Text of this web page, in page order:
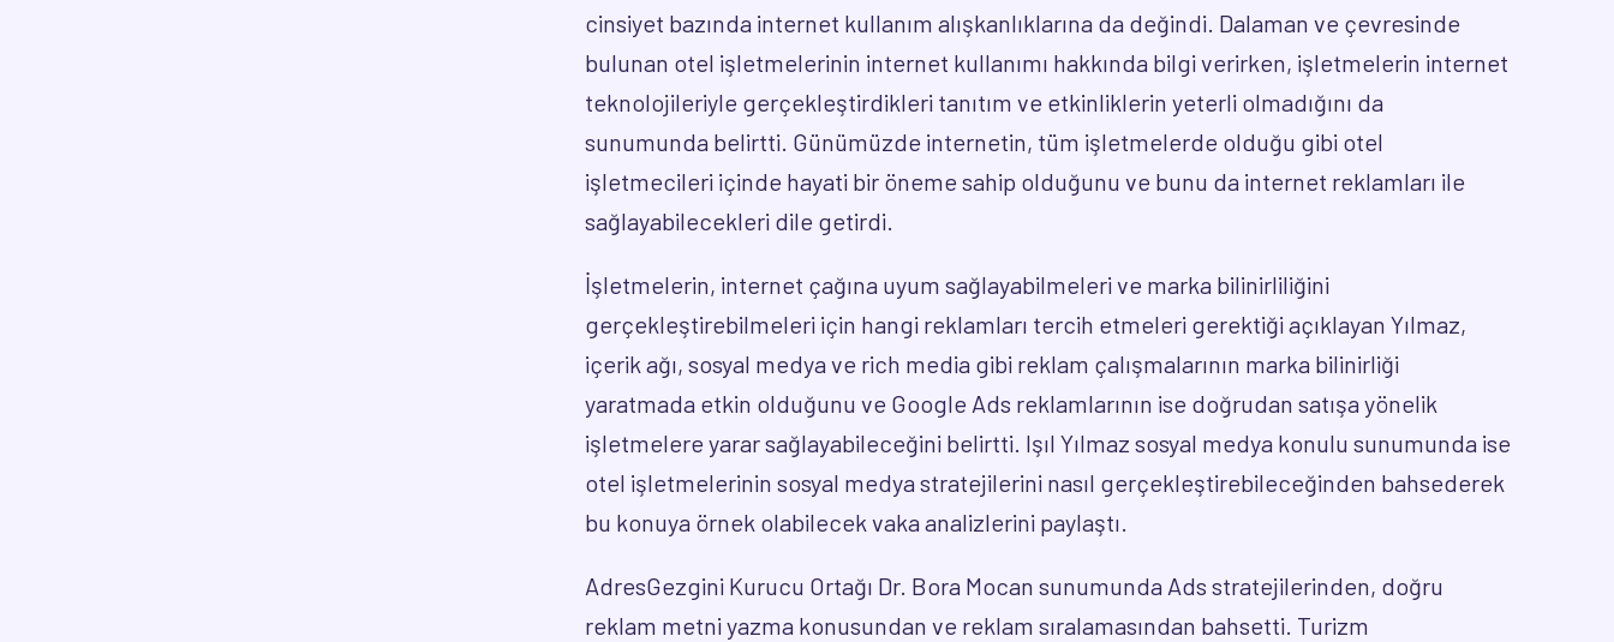
cinsiyet bazında internet kullanım alışkanlıklarına da değindi. Dalaman ve çevresinde
bulunan otel işletmelerinin internet kullanımı hakkında bilgi verirken, işletmelerin internet
teknolojileriyle gerçekleştirdikleri tanıtım ve etkinliklerin yeterli olmadığını da
sunumunda belirtti. Günümüzde internetin, tüm işletmelerde olduğu gibi otel
işletmecileri içinde hayati bir öneme sahip olduğunu ve bunu da internet reklamları ile
sağlayabilecekleri dile getirdi.
İşletmelerin, internet çağına uyum sağlayabilmeleri ve marka bilinirliliğini
gerçekleştirebilmeleri için hangi reklamları tercih etmeleri gerektiği açıklayan Yılmaz,
içerik ağı, sosyal medya ve rich media gibi reklam çalışmalarının marka bilinirliği
yaratmada etkin olduğunu ve Google Ads reklamlarının ise doğrudan satışa yönelik
işletmelere yarar sağlayabileceğini belirtti. Işıl Yılmaz sosyal medya konulu sunumunda ise
otel işletmelerinin sosyal medya stratejilerini nasıl gerçekleştirebileceğinden bahsederek
bu konuya örnek olabilecek vaka analizlerini paylaştı.
AdresGezgini Kurucu Ortağı Dr. Bora Mocan sunumunda Ads stratejilerinden, doğru
reklam metni yazma konusundan ve reklam sıralamasından bahsetti. Turizm